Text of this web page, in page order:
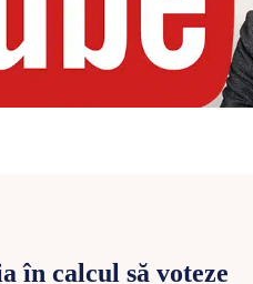
în calcul să voteze